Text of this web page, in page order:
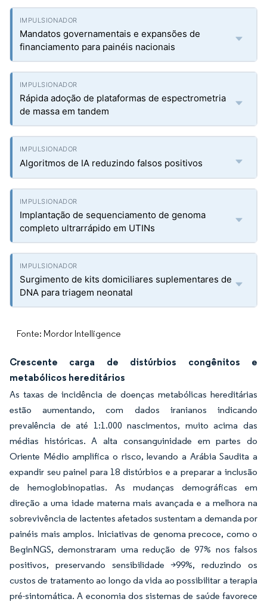
Mandatos governamentais e expansões de
financiamento para painéis nacionais
Rápida adoção de plataformas de espectrometria
de massa em tandem
Algoritmos de IA reduzindo falsos positivos
Implantação de sequenciamento de genoma
completo ultrarrápido em UTINs
Surgimento de kits domiciliares suplementares de
DNA para triagem neonatal
Fonte: Mordor Intelligence
Crescente carga de distúrbios congênitos e
metabólicos hereditários
As taxas de incidência de doenças metabólicas hereditárias
estão aumentando, com dados iranianos indicando
prevalência de até 1:1.000 nascimentos, muito acima das
médias históricas. A alta consanguinidade em partes do
Oriente Médio amplifica o risco, levando a Arábia Saudita a
expandir seu painel para 18 distúrbios e a preparar a inclusão
de hemoglobinopatias. As mudanças demográficas em
direção a uma idade materna mais avançada e a melhora na
sobrevivência de lactentes afetados sustentam a demanda por
painéis mais amplos. Iniciativas de genoma precoce, como o
BeginNGS, demonstraram uma redução de 97% nos falsos
positivos, preservando sensibilidade >99%, reduzindo os
custos de tratamento ao longo da vida ao possibilitar a terapia
pré-sintomática. A economia dos sistemas de saúde favorece